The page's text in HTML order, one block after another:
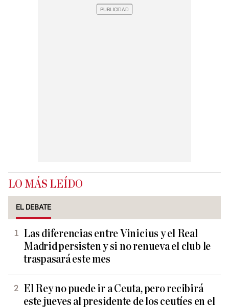
LO MÁS LEÍDO
EL DEBATE
Las diferencias entre Vinicius y el Real
Madrid persisten y si no renueva el club le
traspasará este mes
El Rey no puede ir a Ceuta, pero recibirá
este jueves al presidente de los ceutíes en el